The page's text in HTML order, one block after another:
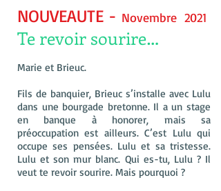
NOUVEAUTE - Novembre 2021
Te revoir sourire…
Marie et Brieuc.
Fils de banquier, Brieuc s’installe avec Lulu
dans une bourgade bretonne. Il a un stage
en banque à honorer, mais sa
préoccupation est ailleurs. C’est Lulu qui
occupe ses pensées. Lulu et sa tristesse.
Lulu et son mur blanc. Qui es-tu, Lulu ? Il
veut te revoir sourire. Mais pourquoi ?